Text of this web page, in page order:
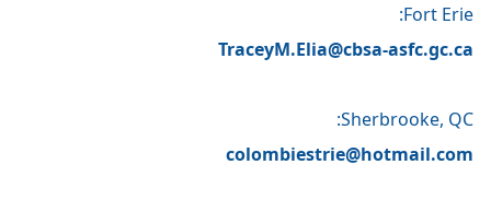
Fort Erie:
TraceyM.Elia@cbsa-asfc.gc.ca
Sherbrooke, QC:
colombiestrie@hotmail.com